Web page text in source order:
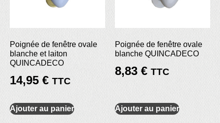
Poignée de fenêtre ovale
blanche et laiton
QUINCADECO
14,95 € TTC
Ajouter au panier
Poignée de fenêtre ovale
blanche QUINCADECO
8,83 € TTC
Ajouter au panier